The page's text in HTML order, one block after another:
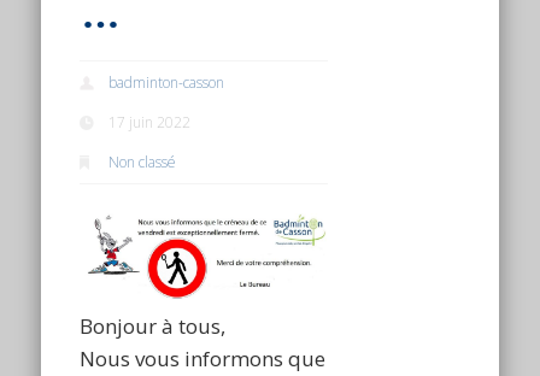
…
badminton-casson
17 juin 2022
Non classé
Bonjour à tous,
Nous vous informons que